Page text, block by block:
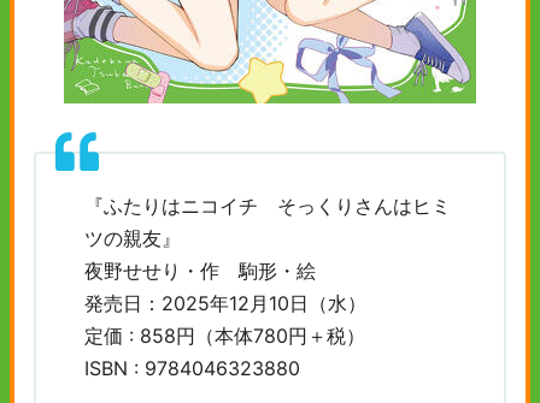
『ふたりはニコイチ そっくりさんはヒミ
ツの親友』
夜野せせり・作 駒形・絵
発売日：2025年12月10日（水）
定価 : 858円（本体780円＋税）
ISBN : 9784046323880